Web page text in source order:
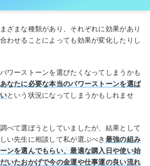
ざまな種類があり、それぞれに効果があり
わせることによっても効果が変化したりし
ワーストーンを選びたくなってしまうかも
なたに必要な本当のパワーストーンを選ば
という状況になってしまうかもしれませ
べて選ぼうとしていましたが、結果として
い先生に相談して私が選ぶべき 最強の組み
ンを選んでもらい、最適な購入日や使い始
いたおかげで今の金運や仕事運の良い流れ